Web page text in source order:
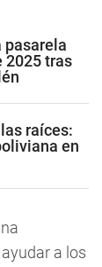
pasarela
2025 tras
raíces:
en
a los